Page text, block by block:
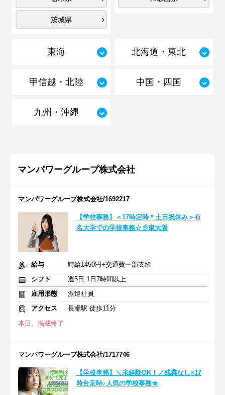
茨城県
東海 北海道・東北
甲信越・北陸 中国・四国
九州・沖縄
マンパワーグループ株式会社
マンパワーグループ株式会社/1692217
【学校事務】＜17時定時＊土日祝休み＞有
名大学での学校事務☆彡東大阪
給与
時給1450円+交通費一部支給
シフト
週5日 1日7時間以上
雇用形態
派遣社員
アクセス
長瀬駅 徒歩11分
本日、掲載終了
マンパワーグループ株式会社/1717746
【学校事務】＼未経験OK！／残業なし×17
時台定時♪人気の学校事務★